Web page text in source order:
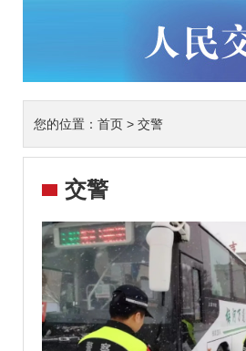
您的位置： 首页 > 交警
交警